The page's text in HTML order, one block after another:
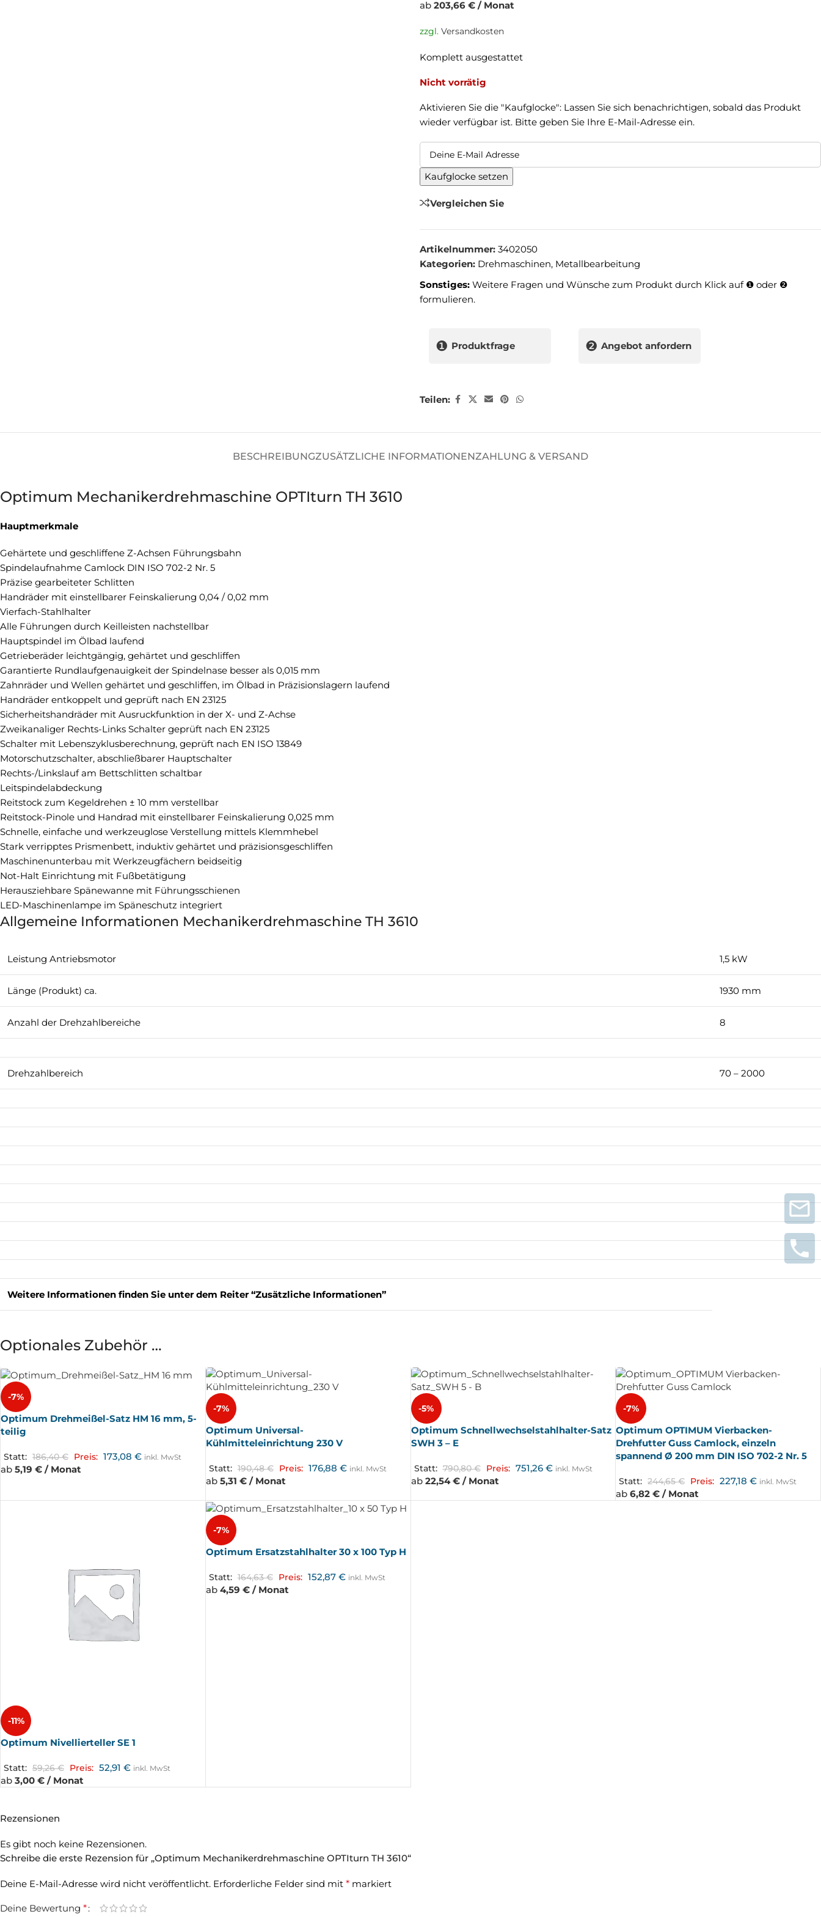
ab 203,66 € / Monat
zzgl. Versandkosten
Komplett ausgestattet
Nicht vorrätig
Aktivieren Sie die "Kaufglocke": Lassen Sie sich benachrichtigen, sobald das Produkt
wieder verfügbar ist. Bitte geben Sie Ihre E-Mail-Adresse ein.
Kaufglocke setzen
Vergleichen Sie
Artikelnummer: 3402050
Kategorien: Drehmaschinen, Metallbearbeitung
Sonstiges: Weitere Fragen und Wünsche zum Produkt durch Klick auf ❶ oder ❷
formulieren.
❶ Produktfrage ❷ Angebot anfordern
Teilen:
BESCHREIBUNGZUSÄTZLICHE INFORMATIONENZAHLUNG & VERSAND
Optimum Mechanikerdrehmaschine OPTIturn TH 3610
Hauptmerkmale
Gehärtete und geschliffene Z-Achsen Führungsbahn
Spindelaufnahme Camlock DIN ISO 702-2 Nr. 5
Präzise gearbeiteter Schlitten
Handräder mit einstellbarer Feinskalierung 0,04 / 0,02 mm
Vierfach-Stahlhalter
Alle Führungen durch Keilleisten nachstellbar
Hauptspindel im Ölbad laufend
Getrieberäder leichtgängig, gehärtet und geschliffen
Garantierte Rundlaufgenauigkeit der Spindelnase besser als 0,015 mm
Zahnräder und Wellen gehärtet und geschliffen, im Ölbad in Präzisionslagern laufend
Handräder entkoppelt und geprüft nach EN 23125
Sicherheitshandräder mit Ausruckfunktion in der X- und Z-Achse
Zweikanaliger Rechts-Links Schalter geprüft nach EN 23125
Schalter mit Lebenszyklusberechnung, geprüft nach EN ISO 13849
Motorschutzschalter, abschließbarer Hauptschalter
Rechts-/Linkslauf am Bettschlitten schaltbar
Leitspindelabdeckung
Reitstock zum Kegeldrehen ± 10 mm verstellbar
Reitstock-Pinole und Handrad mit einstellbarer Feinskalierung 0,025 mm
Schnelle, einfache und werkzeuglose Verstellung mittels Klemmhebel
Stark verripptes Prismenbett, induktiv gehärtet und präzisionsgeschliffen
Maschinenunterbau mit Werkzeugfächern beidseitig
Not-Halt Einrichtung mit Fußbetätigung
Herausziehbare Spänewanne mit Führungsschienen
LED-Maschinenlampe im Späneschutz integriert
Allgemeine Informationen Mechanikerdrehmaschine TH 3610
Leistung Antriebsmotor 1,5 kW
Länge (Produkt) ca. 1930 mm
Anzahl der Drehzahlbereiche 8
Drehzahlbereich 70 – 2000
Weitere Informationen finden Sie unter dem Reiter “Zusätzliche Informationen”
Optionales Zubehör …
-7%
Optimum Drehmeißel-Satz HM 16 mm, 5-
teilig
Statt: 186,40€ Preis: 173,08 € inkl. MwSt
ab 5,19 € / Monat
-7%
Optimum Universal-
Kühlmitteleinrichtung 230 V
Statt: 190,48€ Preis: 176,88 € inkl. MwSt
ab 5,31 € / Monat
-5%
Optimum Schnellwechselstahlhalter-Satz
SWH 3 – E
Statt: 790,80€ Preis: 751,26 € inkl. MwSt
ab 22,54 € / Monat
-7%
Optimum OPTIMUM Vierbacken-
Drehfutter Guss Camlock, einzeln
spannend Ø 200 mm DIN ISO 702-2 Nr. 5
Statt: 244,65€ Preis: 227,18€ inkl. MwSt
ab6,82 € / Monat
-11%
Optimum Nivellierteller SE 1
Statt: 59,26€ Preis: 52,91 € inkl. MwSt
ab 3,00 € / Monat
-7%
Optimum Ersatzstahlhalter 30 x 100 Typ H
Statt: 164,63€ Preis: 152,87 € inkl. MwSt
ab 4,59 € / Monat
Rezensionen
Es gibt noch keine Rezensionen.
Schreibe die erste Rezension für „Optimum Mechanikerdrehmaschine OPTIturn TH 3610“
Deine E-Mail-Adresse wird nicht veröffentlicht. Erforderliche Felder sind mit * markiert
Deine Bewertung *